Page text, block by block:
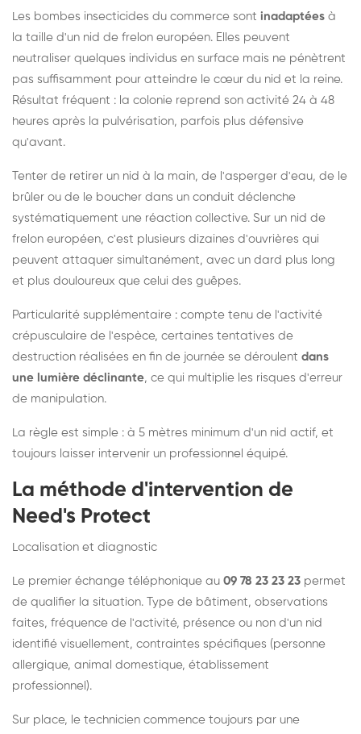
Les bombes insecticides du commerce sont inadaptées à
la taille d'un nid de frelon européen. Elles peuvent
neutraliser quelques individus en surface mais ne pénètrent
pas suffisamment pour atteindre le cœur du nid et la reine.
Résultat fréquent : la colonie reprend son activité 24 à 48
heures après la pulvérisation, parfois plus défensive
qu'avant.
Tenter de retirer un nid à la main, de l'asperger d'eau, de le
brûler ou de le boucher dans un conduit déclenche
systématiquement une réaction collective. Sur un nid de
frelon européen, c'est plusieurs dizaines d'ouvrières qui
peuvent attaquer simultanément, avec un dard plus long
et plus douloureux que celui des guêpes.
Particularité supplémentaire : compte tenu de l'activité
crépusculaire de l'espèce, certaines tentatives de
destruction réalisées en fin de journée se déroulent dans
une lumière déclinante, ce qui multiplie les risques d'erreur
de manipulation.
La règle est simple : à 5 mètres minimum d'un nid actif, et
toujours laisser intervenir un professionnel équipé.
La méthode d'intervention de
Need's Protect
Localisation et diagnostic
Le premier échange téléphonique au 09 78 23 23 23 permet
de qualifier la situation. Type de bâtiment, observations
faites, fréquence de l'activité, présence ou non d'un nid
identifié visuellement, contraintes spécifiques (personne
allergique, animal domestique, établissement
professionnel).
Sur place, le technicien commence toujours par une